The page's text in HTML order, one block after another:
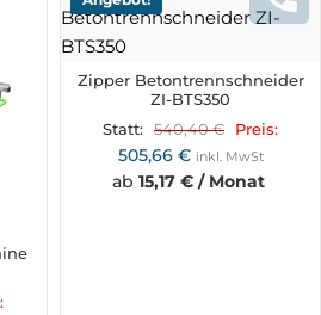
Zipper Betontrennschneider
ZI-BTS350
Statt: 540,40€ Preis:
505,66 € inkl. MwSt
ab 15,17 € / Monat